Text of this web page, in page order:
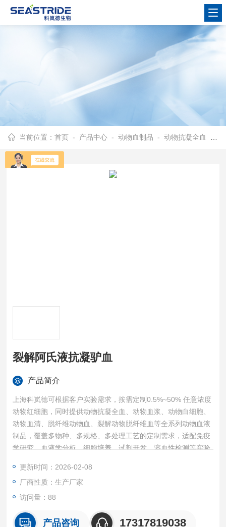
当前位置：首页 - 产品中心 -动物血制品 -动物抗凝全血
裂解阿氏液抗凝驴血
产品简介
上海科岚德可根据客户实验需求，按需定制0.5%~50% 任意浓度
动物红细胞，同时提供动物抗凝全血、动物血浆、动物白细胞、
动物血清、脱纤维动物血、裂解动物脱纤维血等全系列动物血液
制品，覆盖多物种、多规格、多处理工艺的定制需求，适配免疫
学研究、血液学分析、细胞培养、试剂开发、溶血性检测等实验
我们坚持源头质控 + 按需定制 + 高效交付的核心优势，所有产品
均经无菌采集、标准化处理与严格质量检测。
更新时间：2026-02-08
厂商性质：生产厂家
访问量：88
产品咨询 17317819038